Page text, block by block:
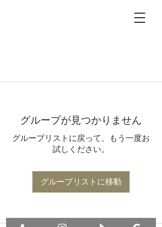
グループが見つかりません
グループリストに戻って、もう一度お
試しください。
グループリストに移動